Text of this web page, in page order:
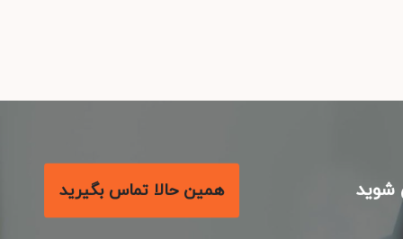
همین حالا تماس بگیرید